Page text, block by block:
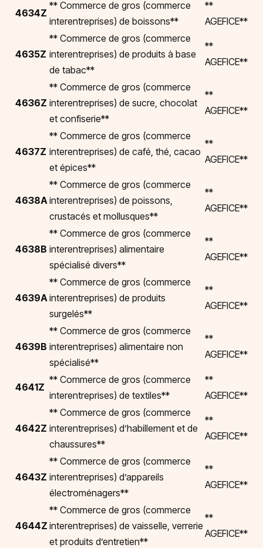
4634Z
** Commerce de gros (commerce
interentreprises) de boissons**
**
AGEFICE**
4635Z
** Commerce de gros (commerce
interentreprises) de produits à base
de tabac**
**
AGEFICE**
4636Z
** Commerce de gros (commerce
interentreprises) de sucre, chocolat
et confiserie**
**
AGEFICE**
4637Z
** Commerce de gros (commerce
interentreprises) de café, thé, cacao
et épices**
**
AGEFICE**
4638A
** Commerce de gros (commerce
interentreprises) de poissons,
crustacés et mollusques**
**
AGEFICE**
4638B
** Commerce de gros (commerce
interentreprises) alimentaire
spécialisé divers**
**
AGEFICE**
4639A
** Commerce de gros (commerce
interentreprises) de produits
surgelés**
**
AGEFICE**
4639B
** Commerce de gros (commerce
interentreprises) alimentaire non
spécialisé**
**
AGEFICE**
4641Z
** Commerce de gros (commerce
interentreprises) de textiles**
**
AGEFICE**
4642Z
** Commerce de gros (commerce
interentreprises) d’habillement et de
chaussures**
**
AGEFICE**
4643Z
** Commerce de gros (commerce
interentreprises) d’appareils
électroménagers**
**
AGEFICE**
4644Z
** Commerce de gros (commerce
interentreprises) de vaisselle, verrerie
et produits d’entretien**
**
AGEFICE**